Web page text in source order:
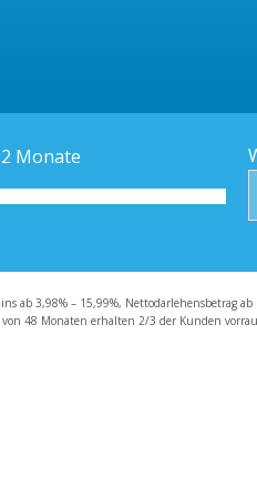
Monate
ab 3,98% – 15,99%,
48 Monaten erhalten 2/3 der Kunden